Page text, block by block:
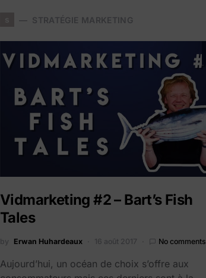
STRATÉGIE MARKETING
Vidmarketing #2 – Bart’s Fish
Tales
by Erwan Huhardeaux 16 août 2017 No comments
Aujourd’hui, un océan de choix s’offre aux